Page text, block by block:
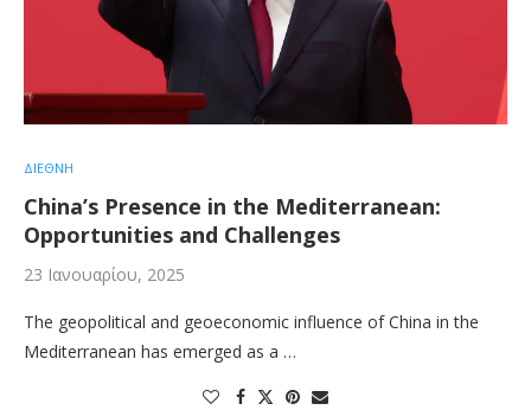
ΔΙΕΘΝΗ
China’s Presence in the Mediterranean:
Opportunities and Challenges
23 Ιανουαρίου, 2025
The geopolitical and geoeconomic influence of China in the
Mediterranean has emerged as a …